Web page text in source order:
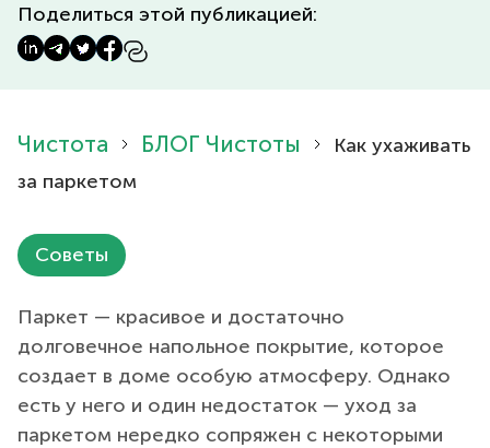
Поделиться этой публикацией:
Чистота БЛОГ Чистоты
Как ухаживать
за паркетом
Советы
Паркет — красивое и достаточно
долговечное напольное покрытие, которое
создает в доме особую атмосферу. Однако
есть у него и один недостаток — уход за
паркетом нередко сопряжен с некоторыми